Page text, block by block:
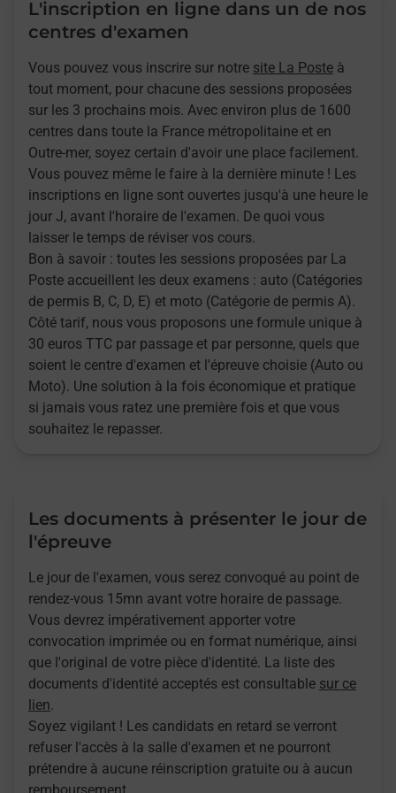
L'inscription en ligne dans un de nos
centres d'examen
Vous pouvez vous inscrire sur notre site La Poste à
tout moment, pour chacune des sessions proposées
sur les 3 prochains mois. Avec environ plus de 1600
centres dans toute la France métropolitaine et en
Outre-mer, soyez certain d'avoir une place facilement.
Vous pouvez même le faire à la dernière minute ! Les
inscriptions en ligne sont ouvertes jusqu'à une heure le
jour J, avant l'horaire de l'examen. De quoi vous
laisser le temps de réviser vos cours.
Bon à savoir : toutes les sessions proposées par La
Poste accueillent les deux examens : auto (Catégories
de permis B, C, D, E) et moto (Catégorie de permis A).
Côté tarif, nous vous proposons une formule unique à
30 euros TTC par passage et par personne, quels que
soient le centre d'examen et l'épreuve choisie (Auto ou
Moto). Une solution à la fois économique et pratique
si jamais vous ratez une première fois et que vous
souhaitez le repasser.
Les documents à présenter le jour de
l'épreuve
Le jour de l'examen, vous serez convoqué au point de
rendez-vous 15mn avant votre horaire de passage.
Vous devrez impérativement apporter votre
convocation imprimée ou en format numérique, ainsi
que l'original de votre pièce d'identité. La liste des
documents d'identité acceptés est consultable sur ce
lien.
Soyez vigilant ! Les candidats en retard se verront
refuser l'accès à la salle d'examen et ne pourront
prétendre à aucune réinscription gratuite ou à aucun